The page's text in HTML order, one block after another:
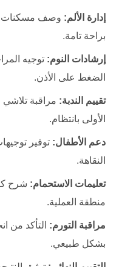
إدارة الألم: وصف مسكنات
براحة تامة.
إرشادات النوم: توجيه
الضغط على الأذن.
تقييم الندبة: مراقبة تلاشي
الأولى بانتظام.
دعم الأطفال: توفير
النقاهة.
تعليمات الاستحمام: شرح
منطقة العملية.
مراقبة التورم: التأكد من
بشكل طبيعي.